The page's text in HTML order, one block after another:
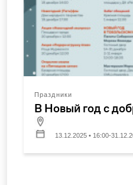
Праздники
В Новый год с
13.12.2025 • 16:00-